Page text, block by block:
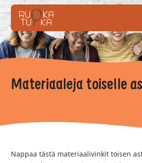
Materiaaleja toiselle
Nappaa tästä materiaalivinkit toisen